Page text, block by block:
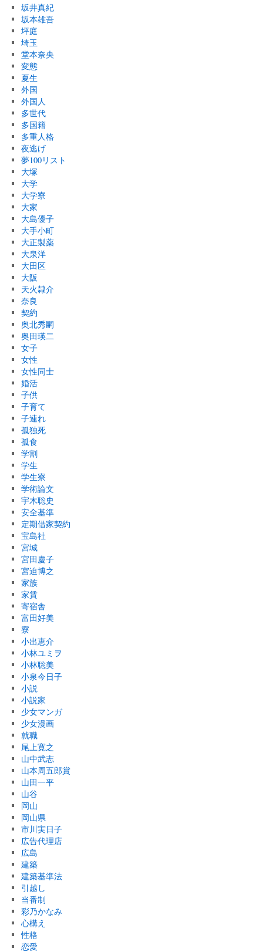
坂井真紀
坂本雄吾
坪庭
埼玉
堂本奈央
変態
夏生
外国
外国人
多世代
多国籍
多重人格
夜逃げ
夢100リスト
大塚
大学
大学寮
大家
大島優子
大手小町
大正製薬
大泉洋
大田区
大阪
天火隷介
奈良
契約
奥北秀嗣
奥田瑛二
女子
女性
女性同士
婚活
子供
子育て
子連れ
孤独死
孤食
学割
学生
学生寮
学術論文
宇木聡史
安全基準
定期借家契約
宝島社
宮城
宮田慶子
宮迫博之
家族
家賃
寄宿舎
富田好美
寮
小出恵介
小林ユミヲ
小林聡美
小泉今日子
小説
小説家
少女マンガ
少女漫画
就職
尾上寛之
山中武志
山本周五郎賞
山田一平
山谷
岡山
岡山県
市川実日子
広告代理店
広島
建築
建築基準法
引越し
当番制
彩乃かなみ
心構え
性格
恋愛